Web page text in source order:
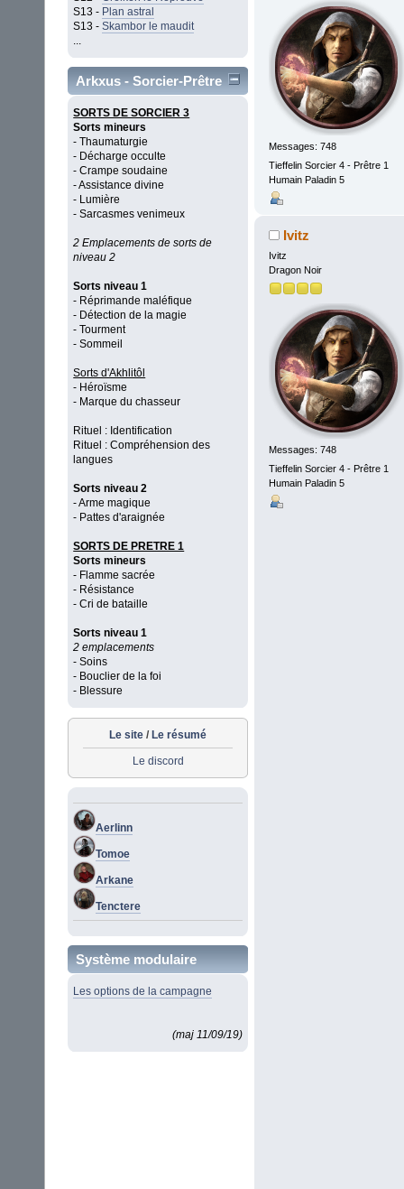
S13 - Plan astral
S13 -Skambor le maudit
...
Arkxus - Sorcier-Prêtre
SORTS DE SORCIER 3
Sorts mineurs
- Thaumaturgie
- Décharge occulte
- Crampe soudaine
- Assistance divine
- Lumière
- Sarcasmes venimeux
2 Emplacements de sorts de
niveau 2
Sorts niveau 1
- Réprimande maléfique
- Détection de la magie
- Tourment
- Sommeil
Sorts d'Akhlitôl
- Héroïsme
- Marque du chasseur
Rituel : Identification
Rituel : Compréhension des
langues
Sorts niveau 2
- Arme magique
- Pattes d'araignée
SORTS DE PRETRE 1
Sorts mineurs
- Flamme sacrée
- Résistance
- Cri de bataille
Sorts niveau 1
2 emplacements
- Soins
- Bouclier de la foi
- Blessure
Le site / Le résumé
Le discord
Aerlinn
Tomoe
Arkane
Tenctere
Système modulaire
Les options de la campagne
(maj 11/09/19)
Messages: 748
Tieffelin Sorcier 4 - Prêtre 1
Humain Paladin 5
Ivitz
Ivitz
Dragon Noir
Messages: 748
Tieffelin Sorcier 4 - Prêtre 1
Humain Paladin 5